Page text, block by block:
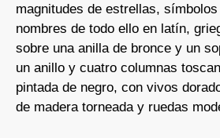
magnitudes de estrellas,
nombres de todo ello en latín,
sobre una anilla de bronce y un
un anillo y cuatro columnas
pintada de negro, con vivos
de madera torneada y ruedas